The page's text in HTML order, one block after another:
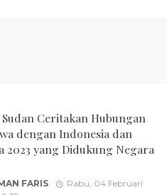
Sudan Ceritakan Hubungan
dengan Indonesia dan
2023 yang Didukung Negara
FARIS
Rabu, 04 Februari